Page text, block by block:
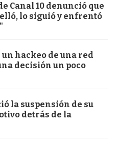
Canal 10 denunció que
lo siguió y enfrentó
un hackeo de una red
decisión un poco
la suspensión de su
detrás de la